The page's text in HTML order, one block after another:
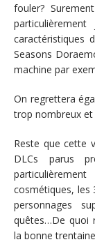
fouler?
caractéristiques
Seasons
machine par
On regrettera
trop nombreux et
Reste que cette
DLCs parus
cosmétiques, les
personnages
quêtes…De quoi
la bonne